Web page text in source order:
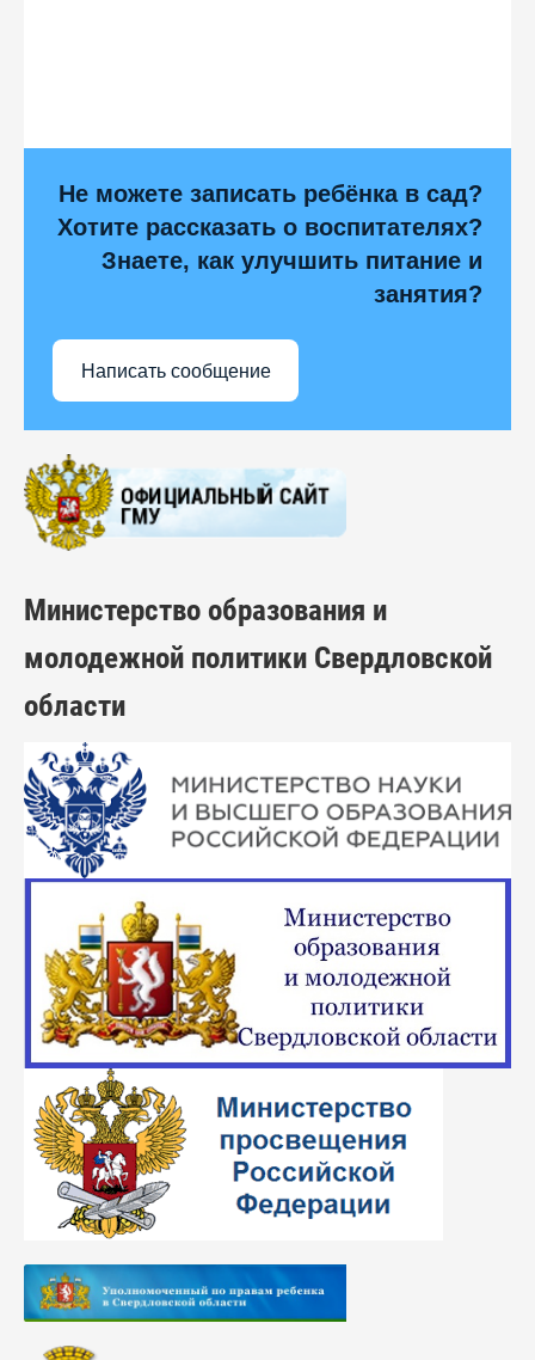
Не можете записать ребёнка в сад?
Хотите рассказать о воспитателях?
Знаете, как улучшить питание и
занятия?
Написать сообщение
Министерство образования и
молодежной политики Свердловской
области